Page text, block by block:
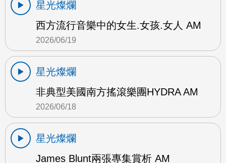
星光燦爛
西方流行音樂中的女生.女孩.女人 AM
2026/06/19
星光燦爛
非典型美國南方搖滾樂團HYDRA AM
2026/06/18
星光燦爛
James Blunt兩張專集賞析 AM